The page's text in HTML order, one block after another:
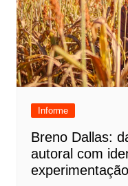
Informe
Breno Dallas:
autoral com
experimentação